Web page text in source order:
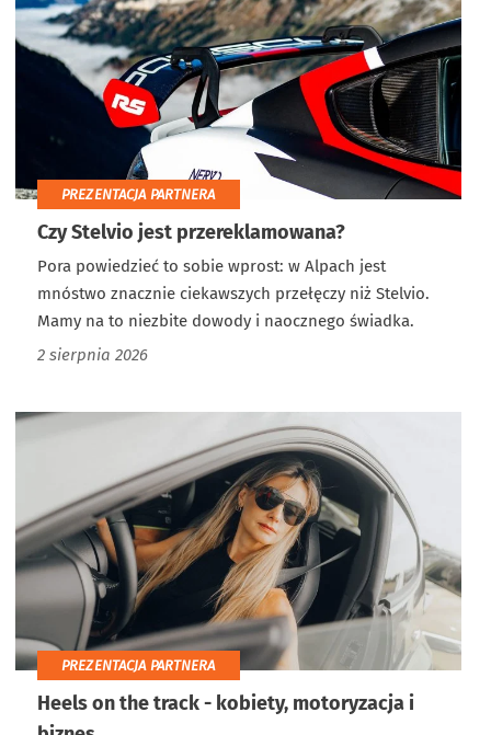
PREZENTACJA PARTNERA
Czy Stelvio jest przereklamowana?
Pora powiedzieć to sobie wprost: w Alpach jest
mnóstwo znacznie ciekawszych przełęczy niż Stelvio.
Mamy na to niezbite dowody i naocznego świadka.
2 sierpnia 2026
PREZENTACJA PARTNERA
Heels on the track - kobiety, motoryzacja i